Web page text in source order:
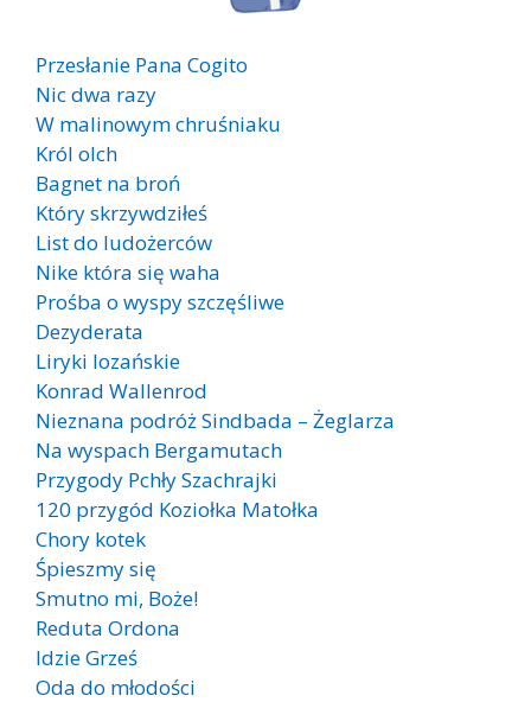
Przesłanie Pana Cogito
Nic dwa razy
W malinowym chruśniaku
Król olch
Bagnet na broń
Który skrzywdziłeś
List do ludożerców
Nike która się waha
Prośba o wyspy szczęśliwe
Dezyderata
Liryki lozańskie
Konrad Wallenrod
Nieznana podróż Sindbada – Żeglarza
Na wyspach Bergamutach
Przygody Pchły Szachrajki
120 przygód Koziołka Matołka
Chory kotek
Śpieszmy się
Smutno mi, Boże!
Reduta Ordona
Idzie Grześ
Oda do młodości